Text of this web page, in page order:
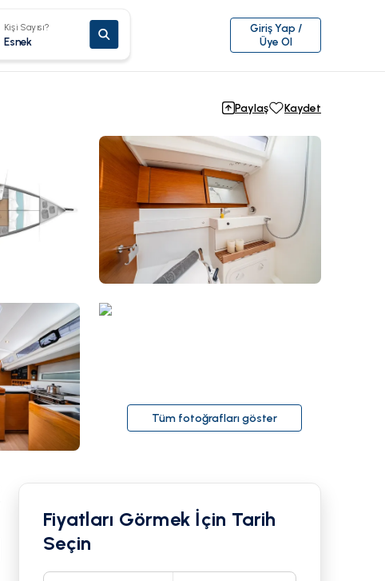
Kişi Sayısı?
Esnek
Giriş Yap /
Üye Ol
Paylaş Kaydet
Tüm fotoğrafları göster
Fiyatları Görmek İçin Tarih
Seçin